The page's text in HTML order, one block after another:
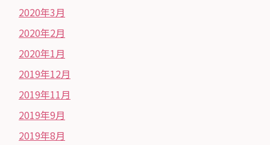
2020年3月
2020年2月
2020年1月
2019年12月
2019年11月
2019年9月
2019年8月